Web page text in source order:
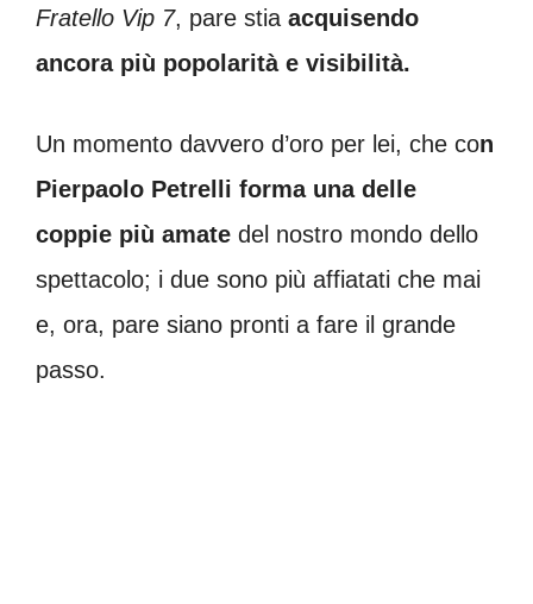
Fratello Vip 7, pare stia acquisendo
ancora più popolarità e visibilità.
Un momento davvero d’oro per lei, che con
Pierpaolo Petrelli forma una delle
coppie più amate del nostro mondo dello
spettacolo; i due sono più affiatati che mai
e, ora, pare siano pronti a fare il grande
passo.